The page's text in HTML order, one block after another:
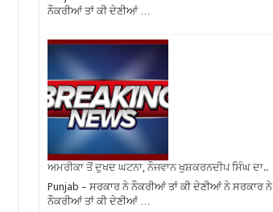
ਨੌਕਰੀਆਂ ਤਾਂ ਕੀ ਦੇਣੀਆਂ …
ਅਮਰੀਕਾ ਤੋਂ ਦੁਖਦ ਘਟਨਾ, ਨੌਜਵਾਨ ਖੁਸ਼ਕਰਨਦੀਪ ਸਿੰਘ ਦਾ..
Punjab – ਸਰਕਾਰ ਨੇ ਨੌਕਰੀਆਂ ਤਾਂ ਕੀ ਦੇਣੀਆਂ ਨੇ ਸਰਕਾਰ ਨੇ
ਨੌਕਰੀਆਂ ਤਾਂ ਕੀ ਦੇਣੀਆਂ …